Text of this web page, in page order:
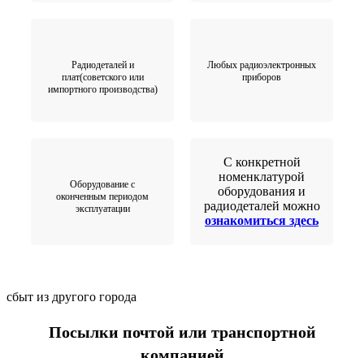
Радиодеталей и
плат(советского или
импортного производства)
Любых радиоэлектронных
приборов
Оборудование с
оконченным периодом
эксплуатации
С конкретной
номенклатурой
оборудования и
радиодеталей можно
ознакомиться здесь
сбыт из другого города
Посылки почтой или транспортной
компанией